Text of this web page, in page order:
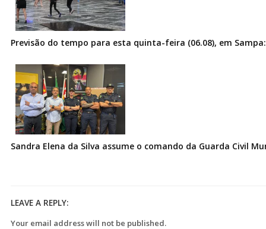
Previsão do tempo para esta quinta-feira (06.08), em
Sandra Elena da Silva assume o comando da Guarda Civil
LEAVE A REPLY:
Your email address will not be published.